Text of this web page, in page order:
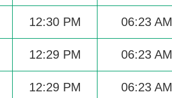
12:30 PM 06:23 AM
12:29 PM 06:23 AM
12:29 PM 06:23 AM